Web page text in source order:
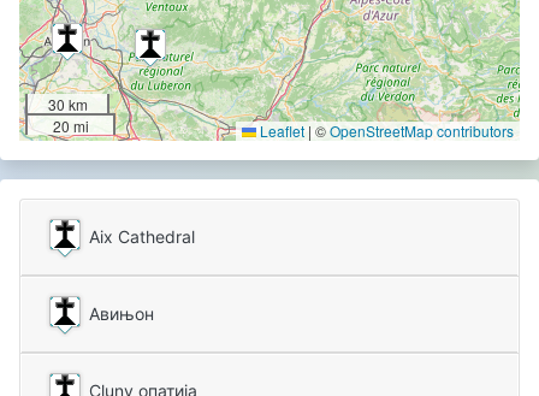
30 km
20 mi
Leaflet | ©OpenStreetMap contributors
Aix Cathedral
Авињон
Cluny опатија